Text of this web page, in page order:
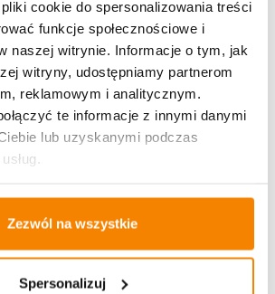
cookie do spersonalizowania treści
funkcje społecznościowe i
naszej witrynie. Informacje o tym, jak
witryny, udostępniamy partnerom
reklamowym i analitycznym.
te informacje z innymi danymi
lub uzyskanymi podczas
Zezwól na wszystkie
Spersonalizuj
się również…